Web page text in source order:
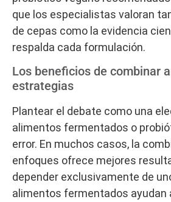
que los especialistas valoran
de cepas como la evidencia
respalda cada formulación.
Los beneficios de combinar
estrategias
Plantear el debate como una
alimentos fermentados o
error. En muchos casos, la
enfoques ofrece mejores
depender exclusivamente de
alimentos fermentados ayudan